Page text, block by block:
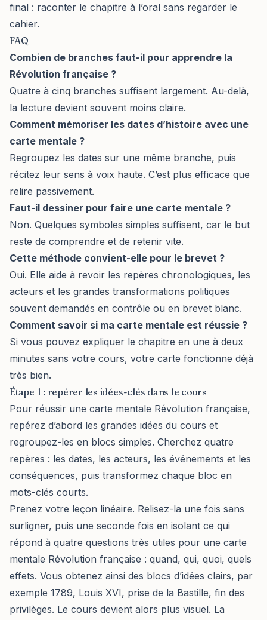
final : raconter le chapitre à l’oral sans regarder le
cahier.
FAQ
Combien de branches faut-il pour apprendre la
Révolution française ?
Quatre à cinq branches suffisent largement. Au-delà,
la lecture devient souvent moins claire.
Comment mémoriser les dates d’histoire avec une
carte mentale ?
Regroupez les dates sur une même branche, puis
récitez leur sens à voix haute. C’est plus efficace que
relire passivement.
Faut-il dessiner pour faire une carte mentale ?
Non. Quelques symboles simples suffisent, car le but
reste de comprendre et de retenir vite.
Cette méthode convient-elle pour le brevet ?
Oui. Elle aide à revoir les repères chronologiques, les
acteurs et les grandes transformations politiques
souvent demandés en contrôle ou en brevet blanc.
Comment savoir si ma carte mentale est réussie ?
Si vous pouvez expliquer le chapitre en une à deux
minutes sans votre cours, votre carte fonctionne déjà
très bien.
Étape 1 : repérer les idées-clés dans le cours
Pour réussir une carte mentale Révolution française,
repérez d’abord les grandes idées du cours et
regroupez-les en blocs simples. Cherchez quatre
repères : les dates, les acteurs, les événements et les
conséquences, puis transformez chaque bloc en
mots-clés courts.
Prenez votre leçon linéaire. Relisez-la une fois sans
surligner, puis une seconde fois en isolant ce qui
répond à quatre questions très utiles pour une carte
mentale Révolution française : quand, qui, quoi, quels
effets. Vous obtenez ainsi des blocs d’idées clairs, par
exemple 1789, Louis XVI, prise de la Bastille, fin des
privilèges. Le cours devient alors plus visuel. La